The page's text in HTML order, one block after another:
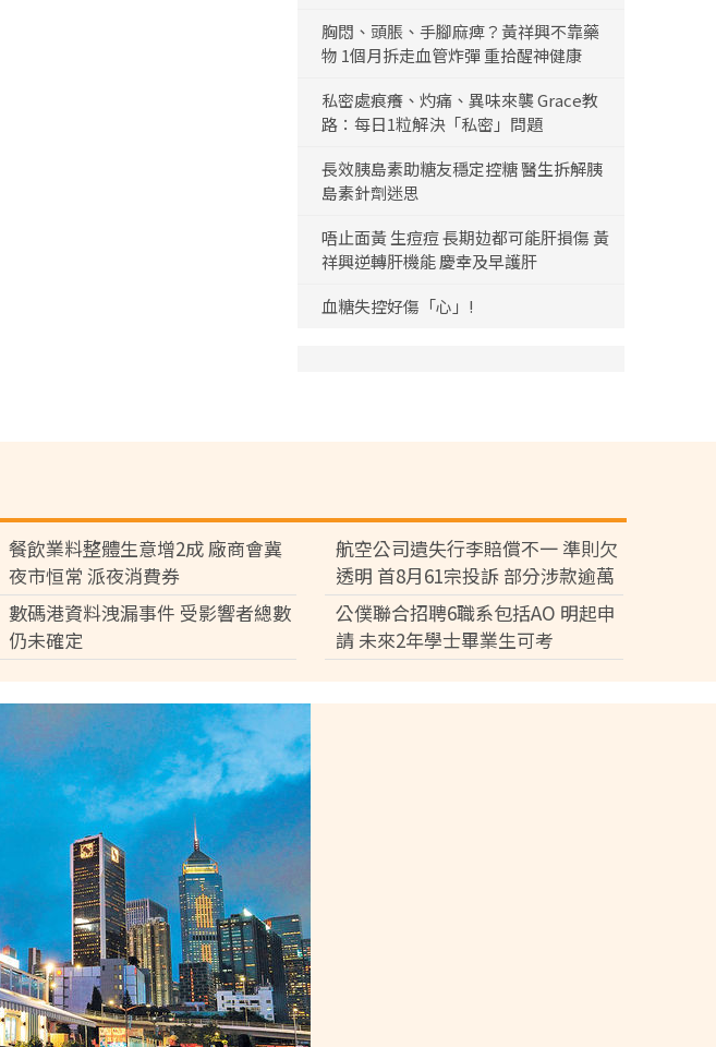
胸悶、頭脹、手腳麻痺？黃祥興不靠藥
物 1個月拆走血管炸彈 重拾醒神健康
私密處痕癢、灼痛、異味來襲 Grace教
路：每日1粒解決「私密」問題
長效胰島素助糖友穩定控糖 醫生拆解胰
島素針劑迷思
唔止面黃 生痘痘 長期攰都可能肝損傷 黃
祥興逆轉肝機能 慶幸及早護肝
血糖失控好傷「心」!
餐飲業料整體生意增2成 廠商會冀
夜市恒常 派夜消費券
航空公司遺失行李賠償不一 準則欠
透明 首8月61宗投訴 部分涉款逾萬
元
數碼港資料洩漏事件 受影響者總數
仍未確定
公僕聯合招聘6職系包括AO 明起申
請 未來2年學士畢業生可考